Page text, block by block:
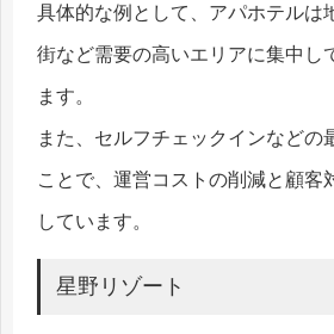
具体的な例として、アパホテルは
街など需要の高いエリアに集中し
ます。
また、セルフチェックインなどの
ことで、運営コストの削減と顧客
しています。
星野リゾート